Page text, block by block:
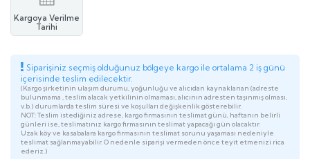
Kargoya Verilme
Tarihi
Siparişiniz seçmiş olduğunuz bölgeye kargo ile ortalama 2 iş günü
içerisinde teslim edilecektir.
(Kargo şirketinin ulaşım durumu, yoğunluğu ve alıcıdan kaynaklanan (adreste
bulunmama , teslim alacak yetkilinin olmaması, alıcının adresten taşınmış olması,
v.b.) durumlarda teslim süresi ve koşulları değişkenlik gösterebilir.
NOT: Teslim istediğiniz adrese, kargo firmasının teslimat günü, haftanın belirli
günleri ise, teslimatınız kargo firmasının teslimat yapacağı gün olacaktır.
Uzak köy ve kasabalara kargo firmasının teslimat sorunu yaşaması nedeniyle
teslimat sağlanmayabilir. O nedenle siparişi vermeden önce teyit etmenizi rica
ederiz.)